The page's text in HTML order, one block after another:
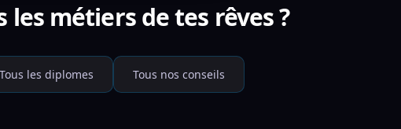
métiers de tes rêves ?
Tous les diplomes Tous nos conseils